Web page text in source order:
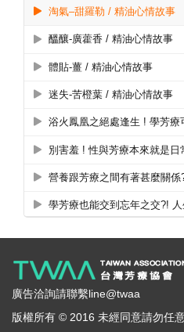
廣告洽詢請聯繫line@twaa
版權所有 © 2016 未經同意請勿任